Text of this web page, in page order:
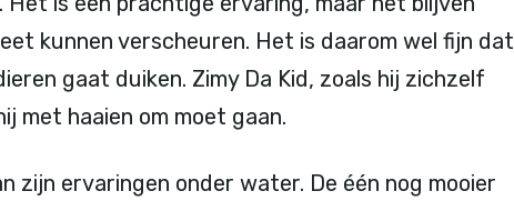
kunnen verscheuren. Het is daarom wel fijn dat
gaat duiken. Zimy Da Kid, zoals hij zichzelf
met haaien om moet gaan.
zijn ervaringen onder water. De één nog mooier